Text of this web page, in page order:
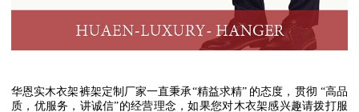
华恩实木衣架裤架定制厂家一直秉承“精益求精” 的态度，贯彻 “高品
质，优服务，讲诚信”的经营理念，如果您对木衣架感兴趣请拨打服